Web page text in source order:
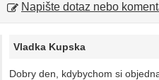
Napište dotaz nebo
Vladka Kupska
Dobry den, kdybychom si